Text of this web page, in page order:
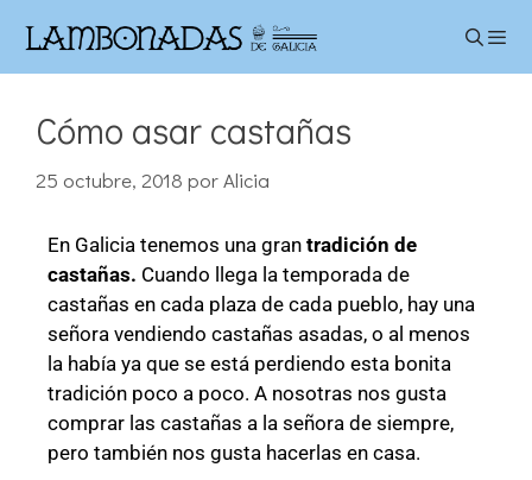
Cómo asar castañas
25 octubre, 2018 porAlicia
En Galicia tenemos una gran tradición de
castañas. Cuando llega la temporada de
castañas en cada plaza de cada pueblo, hay una
señora vendiendo castañas asadas, o al menos
la había ya que se está perdiendo esta bonita
tradición poco a poco. A nosotras nos gusta
comprar las castañas a la señora de siempre,
pero también nos gusta hacerlas en casa.